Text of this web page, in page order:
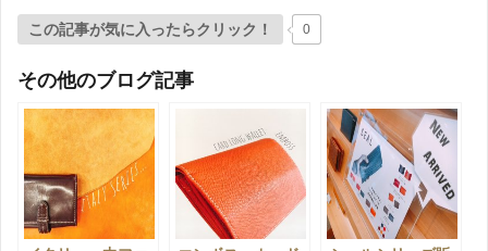
この記事が気に入ったらクリック！ 0
その他のブログ記事